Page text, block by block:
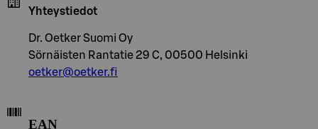
Yhteystiedot
Dr. Oetker Suomi Oy
Sörnäisten Rantatie 29 C, 00500 Helsinki
oetker@oetker.fi
EAN